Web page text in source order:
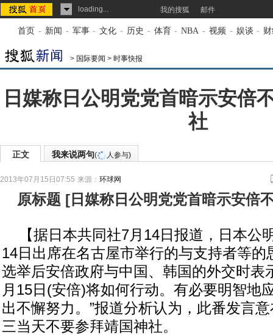
loading... 我的搜狐 邮件
首页 - 新闻 - 军事 - 文化 - 历史 - 体育 - NBA - 视频 - 娱谈 -
> 国际要闻 > 时事快报
日媒称日公明党党首暗示安倍
社
正文 我来说两句( 人参与)
2013年07月15日07:55 来源： 环球网
原标题 [ 日媒称日公明党党首暗示安倍
【据日本共同社7月14日报道，日本公
14日出席在名古屋市举行的与支持者等的
选举后安倍政府与中国、韩国的外交时表
月15日(安倍)将如何行动。有必要明智地
出不懈努力。”报道分析认为，此番发言
三当天不要参拜靖国神社。